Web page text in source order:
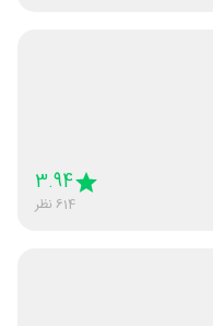
3.94
614 نظر